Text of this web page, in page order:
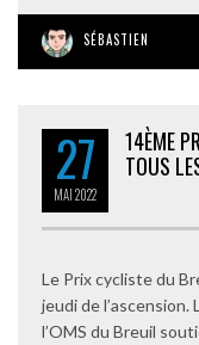
SÉBASTIEN
27
MAI2022
14ÈME
TOUS
Le Prix cycliste du
jeudi de l’ascension.
l’OMS du Breuil